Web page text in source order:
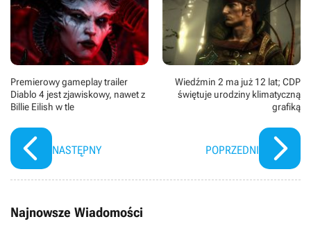
Premierowy gameplay trailer
Diablo 4 jest zjawiskowy, nawet z
Billie Eilish w tle
NASTĘPNY
Wiedźmin 2 ma już 12 lat; CDP
świętuje urodziny klimatyczną
grafiką
POPRZEDNI
Najnowsze Wiadomości